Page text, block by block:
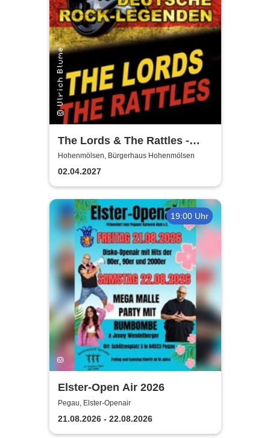
The Lords & The Rattles -
Deutsche Rocklegenden
Hohenmölsen, Bürgerhaus Hohenmölsen
02.04.2027
19:00 Uhr
Elster-Open Air 2026
Pegau, Elster-Openair
21.08.2026 - 22.08.2026